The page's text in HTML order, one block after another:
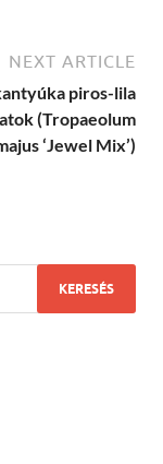
NEXT ARTICLE
piros-lila
(Tropaeolum
‘Jewel Mix’)